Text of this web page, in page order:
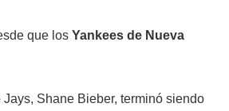
que los Yankees de Nueva
Shane Bieber, terminó siendo